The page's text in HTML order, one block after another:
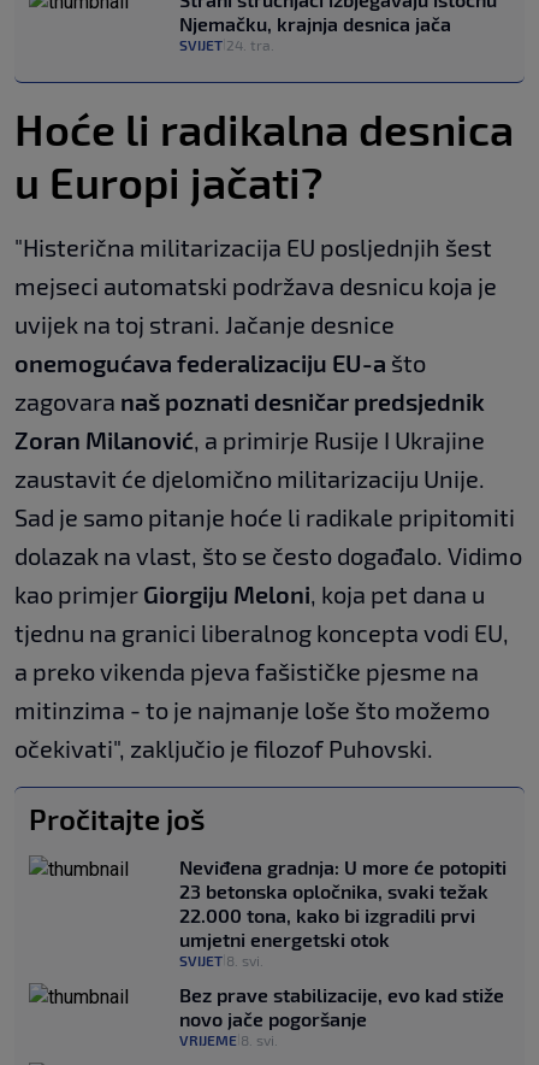
Njemačku, krajnja desnica jača
SVIJET 24. tra.
Hoće li radikalna desnica
u Europi jačati?
"Histerična militarizacija EU posljednjih šest
mejseci automatski podržava desnicu koja je
uvijek na toj strani. Jačanje desnice
onemogućava federalizaciju EU-a što
zagovara naš poznati desničar predsjednik
Zoran Milanović , a primirje Rusije I Ukrajine
zaustavit će djelomično militarizaciju Unije.
Sad je samo pitanje hoće li radikale pripitomiti
dolazak na vlast, što se često događalo. Vidimo
kao primjer Giorgiju Meloni , koja pet dana u
tjednu na granici liberalnog koncepta vodi EU,
a preko vikenda pjeva fašističke pjesme na
mitinzima - to je najmanje loše što možemo
očekivati", zaključio je filozof Puhovski.
Pročitajte još
Neviđena gradnja: U more će potopiti
23 betonska opločnika, svaki težak
22.000 tona, kako bi izgradili prvi
umjetni energetski otok
SVIJET 8. svi.
Bez prave stabilizacije, evo kad stiže
novo jače pogoršanje
VRIJEME 8. svi.